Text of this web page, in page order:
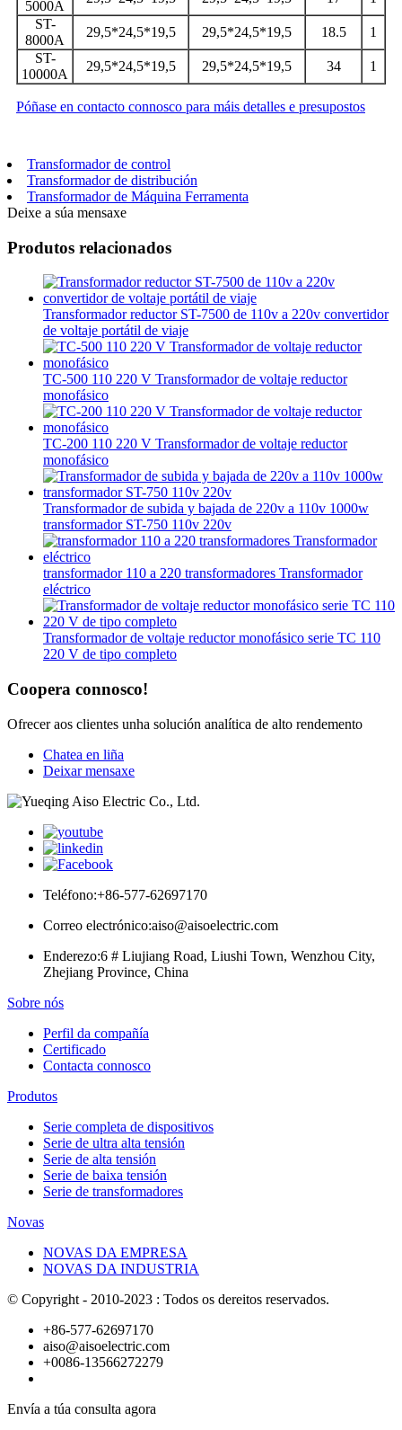
5000A
ST-
8000A
29,5*24,5*19,5 29,5*24,5*19,5 18.5
1
ST-
10000A
29,5*24,5*19,5 29,5*24,5*19,5 34 1
Póñase en contacto connosco para máis detalles e presupostos
Transformador de control
Transformador de distribución
Transformador de Máquina Ferramenta
Deixe a súa mensaxe
Produtos relacionados
Transformador reductor ST-7500 de 110v a 220v convertidor
de voltaje portátil de viaje
TC-500 110 220 V Transformador de voltaje reductor
monofásico
TC-200 110 220 V Transformador de voltaje reductor
monofásico
Transformador de subida y bajada de 220v a 110v 1000w
transformador ST-750 110v 220v
transformador 110 a 220 transformadores Transformador
eléctrico
Transformador de voltaje reductor monofásico serie TC 110
220 V de tipo completo
Coopera connosco!
Ofrecer aos clientes unha solución analítica de alto rendemento
Chatea en liña
Deixar mensaxe
Teléfono:+86-577-62697170
Correo electrónico:aiso@aisoelectric.com
Enderezo:6 # Liujiang Road, Liushi Town, Wenzhou City,
Zhejiang Province, China
Sobre nós
Perfil da compañía
Certificado
Contacta connosco
Produtos
Serie completa de dispositivos
Serie de ultra alta tensión
Serie de alta tensión
Serie de baixa tensión
Serie de transformadores
Novas
NOVAS DA EMPRESA
NOVAS DA INDUSTRIA
© Copyright - 2010-2023 : Todos os dereitos reservados.
+86-577-62697170
aiso@aisoelectric.com
+0086-13566272279
Envía a túa consulta agora